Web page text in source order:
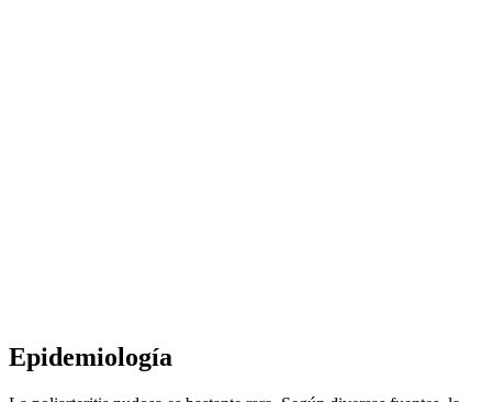
Epidemiología